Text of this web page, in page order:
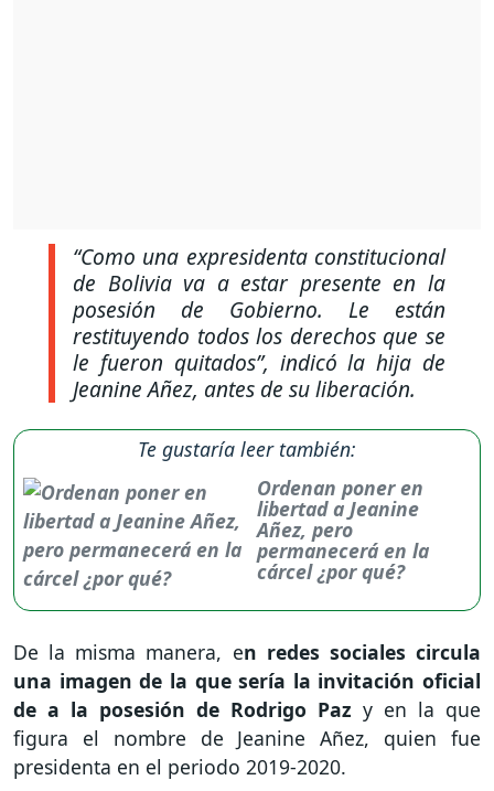
“Como una expresidenta constitucional
de Bolivia va a estar presente en la
posesión de Gobierno. Le están
restituyendo todos los derechos que se
le fueron quitados”, indicó la hija de
Jeanine Añez, antes de su liberación.
Te gustaría leer también:
Ordenan poner en
libertad a Jeanine
Añez, pero
permanecerá en la
cárcel ¿por qué?
De la misma manera, en redes sociales circula
una imagen de la que sería la invitación oficial
de a la posesión de Rodrigo Paz y en la que
figura el nombre de Jeanine Añez, quien fue
presidenta en el periodo 2019-2020.